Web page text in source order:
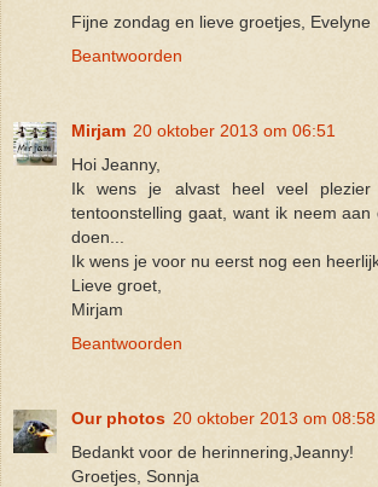
Fijne zondag en lieve groetjes, Evelyne
Beantwoorden
Mirjam 20 oktober 2013 om 06:51
Hoi Jeanny,
Ik wens je alvast heel veel
tentoonstelling gaat, want ik neem
doen...
Ik wens je voor nu eerst nog een
Lieve groet,
Mirjam
Beantwoorden
Our photos 20 oktober 2013 om 08:58
Bedankt voor de herinnering,Jeanny!
Groetjes, Sonnja